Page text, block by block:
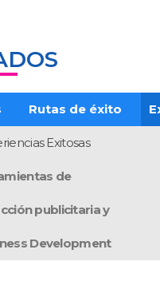
Rutas de éxito
Exitosas
de
publicitaria y
Development